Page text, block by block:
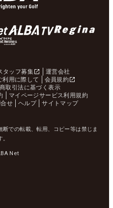
タッフ募集
運営会社
利用に際して
会員規約
取引法に基づく表示
マイページサービス利用規約
せ ヘルプ サイトマップ
での転載、転用、コピー等は禁じま
。
Net